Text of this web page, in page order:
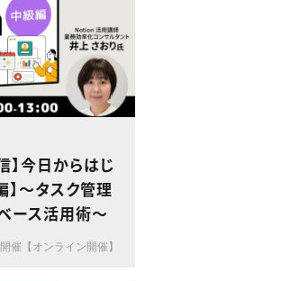
】今日からはじ
〜タスク管理
ース活用術〜
催【オンライン開催】